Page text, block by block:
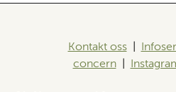
Kontakt oss|
concern|